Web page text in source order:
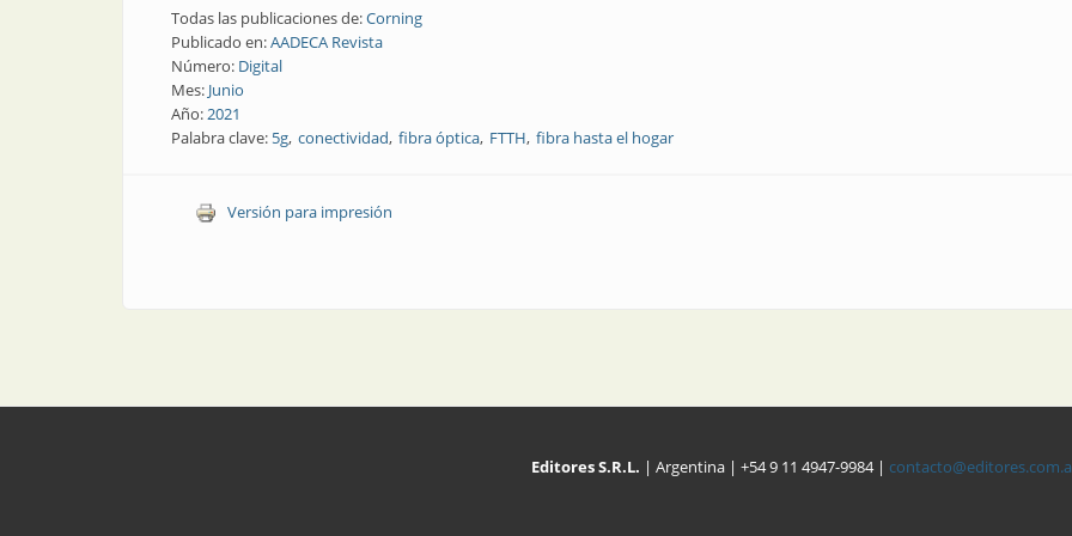
Todas las publicaciones de:Corning
Publicado en:AADECA Revista
Número: Digital
Mes: Junio
Año:2021
Palabra clave: 5g conectividad fibra óptica FTTH fibra hasta el hogar
Versión para impresión
Editores S.R.L. | Argentina | +54 9 11 4947-9984 |